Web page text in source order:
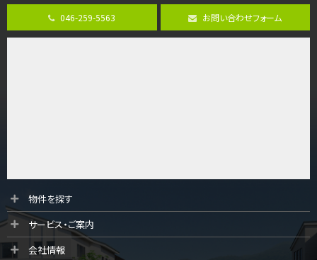
3,598万円
4ＬＤＫ
長後駅
第10位
3,990万円
古淵駅
046-259-5563 お問い合わせフォーム
物件を探す
サービス・ご案内
会社情報